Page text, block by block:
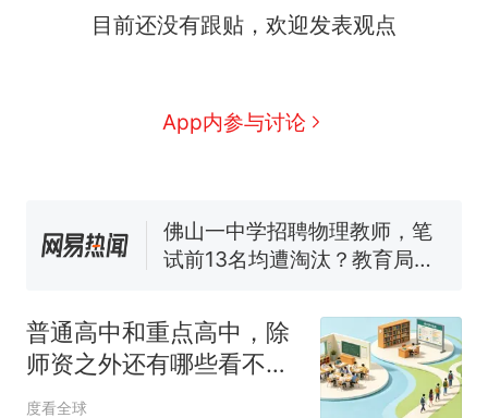
目前还没有跟贴，欢迎发表观点
App内参与讨论
家，刚改国名，总统就邀请中
国大使骑行绕了几乎整个国境
搬家报价570元，搬到楼下交
母瘫痪 轰-6J实力有多强？
佛山一中学招聘物理教师，笔
试前13名均遭淘汰？教育局：
已叫停招聘，成立调查组全面
十多万人报名的考试，成绩
普通高中和重点高中，除
师资之外还有哪些看不见
的差距？
度看全球